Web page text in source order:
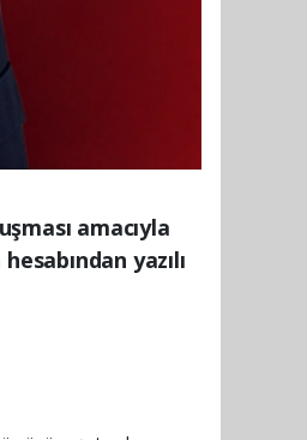
amacıyla
yazılı